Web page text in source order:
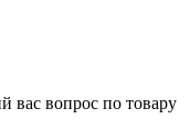
вас вопрос по товару